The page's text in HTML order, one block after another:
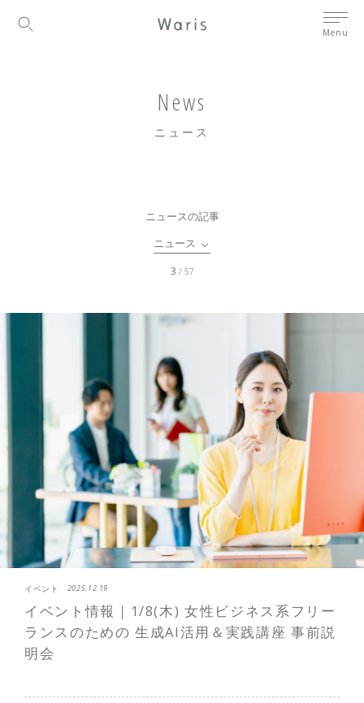
Menu
News
ニュース
ニュースの記事
ニュース
3 / 57
イベント 2025.12.19
イベント情報｜1/8(木) 女性ビジネス系フリー
ランスのための 生成AI活用＆実践講座 事前説
明会